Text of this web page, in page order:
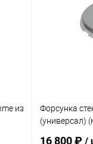
из
Форсунка
(универсал)
16 800 ₽ /